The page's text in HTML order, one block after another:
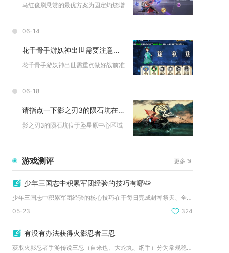
马红俊刷悬赏的最优方案为固定灼烧增伤阵容搭配2211魂环配置...
06-14
花千骨手游妖神出世需要注意哪些问题
花千骨手游妖神出世需重点做好战前准备、灵宠搭配、战斗操作与伤...
06-18
请指点一下影之刃3的陨石坑在哪个地点
影之刃3的陨石坑位于坠星原中心区域，地图标注为“陨坑——巨石...
游戏测评 更多
少年三国志中积累军团经验的技巧有哪些
少年三国志中积累军团经验的核心技巧在于每日完成封禅祭天、全清...
05-23
324
有没有办法获得火影忍者三忍
获取火影忍者手游传说三忍（自来也、大蛇丸、纲手）分为常规稳定...